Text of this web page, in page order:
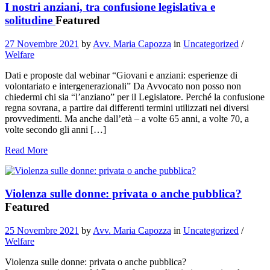
I nostri anziani, tra confusione legislativa e
solitudine Featured
27 Novembre 2021 by Avv. Maria Capozza in Uncategorized /
Welfare
Dati e proposte dal webinar “Giovani e anziani: esperienze di
volontariato e intergenerazionali” Da Avvocato non posso non
chiedermi chi sia “l’anziano” per il Legislatore. Perché la confusione
regna sovrana, a partire dai differenti termini utilizzati nei diversi
provvedimenti. Ma anche dall’età – a volte 65 anni, a volte 70, a
volte secondo gli anni […]
Read More
Violenza sulle donne: privata o anche pubblica?
Featured
25 Novembre 2021 by Avv. Maria Capozza in Uncategorized /
Welfare
Violenza sulle donne: privata o anche pubblica?